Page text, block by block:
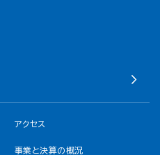
アクセス
事業と決算の概況